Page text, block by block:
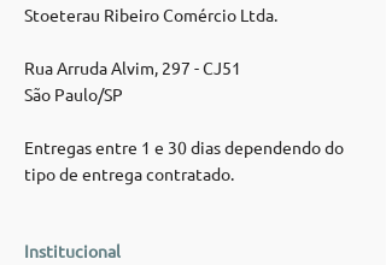
Stoeterau Ribeiro Comércio Ltda.
Rua Arruda Alvim, 297 - CJ51
São Paulo/SP
Entregas entre 1 e 30 dias dependendo do
tipo de entrega contratado.
Institucional